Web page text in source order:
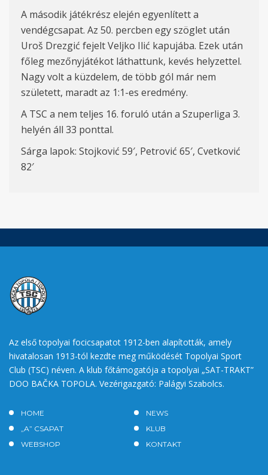
A második játékrész elején egyenlített a
vendégcsapat. Az 50. percben egy szöglet után
Uroš Drezgić fejelt Veljko Ilić kapujába. Ezek után
főleg mezőnyjátékot láthattunk, kevés helyzettel.
Nagy volt a küzdelem, de több gól már nem
született, maradt az 1:1-es eredmény.
A TSC a nem teljes 16. foruló után a Szuperliga 3.
helyén áll 33 ponttal.
Sárga lapok: Stojković 59′, Petrović 65′, Cvetković
82′
Az első topolyai focicsapatot 1912-ben alapították, amely
hivatalosan 1913-tól kezdte meg működését Topolyai Sport
Club (TSC) néven. A klub főtámogatója a topolyai „SAT-TRAKT”
DOO BAČKA TOPOLA. Vezérigazgató: Palágyi Szabolcs.
HOME
NEWS
„A” CSAPAT
KLUB
WEBSHOP
KONTAKT